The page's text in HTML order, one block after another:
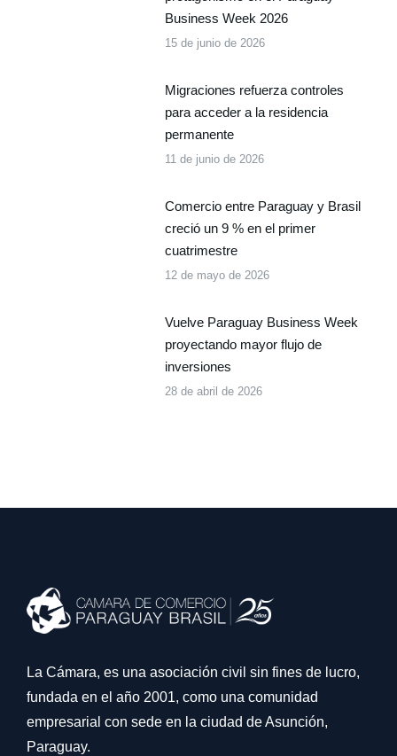
Business Week 2026
15 de junio de 2026
Migraciones refuerza controles
para acceder a la residencia
permanente
11 de junio de 2026
Comercio entre Paraguay y Brasil
creció un 9 % en el primer
cuatrimestre
12 de mayo de 2026
Vuelve Paraguay Business Week
proyectando mayor flujo de
inversiones
28 de abril de 2026
La Cámara, es una asociación civil sin fines de lucro,
fundada en el año 2001, como una comunidad
empresarial con sede en la ciudad de Asunción,
Paraguay.